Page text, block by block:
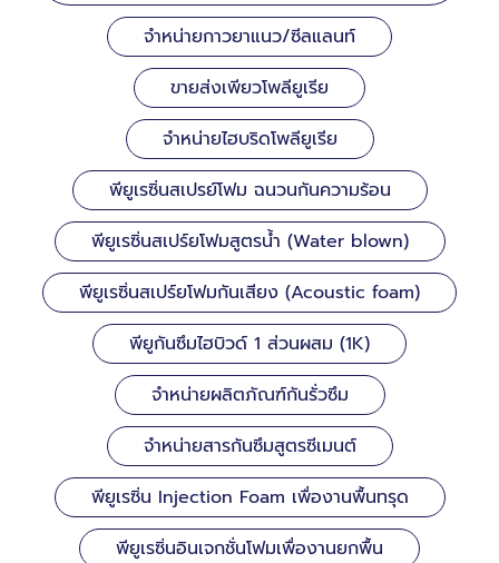
จำหน่ายกาวยาแนว/ซีลแลนท์
ขายส่งเพียวโพลียูเรีย
จำหน่ายไฮบริดโพลียูเรีย
พียูเรซิ่นสเปรย์โฟม ฉนวนกันความร้อน
พียูเรซิ่นสเปร์ยโฟมสูตรน้ำ (Water blown)
พียูเรซิ่นสเปร์ยโฟมกันเสียง (Acoustic foam)
พียูกันซึมไฮบิวด์ 1 ส่วนผสม (1K)
จำหน่ายผลิตภัณฑ์กันรั่วซึม
จำหน่ายสารกันซึมสูตรซีเมนต์
พียูเรซิ่น Injection Foam เพื่องานพื้นทรุด
พียูเรซิ่นอินเจกชั่นโฟมเพื่องานยกพื้น